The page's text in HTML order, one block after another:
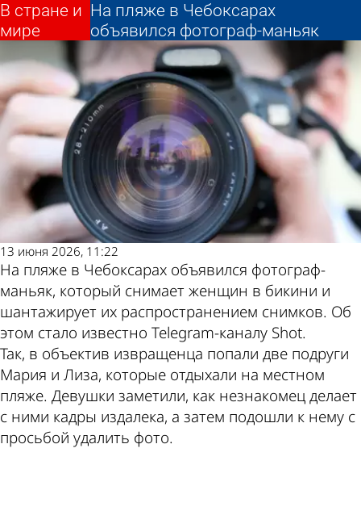
На пляже в Чебоксарах
объявился фотограф-маньяк
В стране и
мире
13 июня 2026, 11:22
На пляже в Чебоксарах объявился фотограф-
маньяк, который снимает женщин в бикини и
шантажирует их распространением снимков. Об
этом стало известно Telegram-каналу Shot.
Так, в объектив извращенца попали две подруги
Мария и Лиза, которые отдыхали на местном
пляже. Девушки заметили, как незнакомец делает
с ними кадры издалека, а затем подошли к нему с
просьбой удалить фото.
На пляже в Чебоксарах
объявился фотограф-маньяк
В стране и
мире
Другие новости
по теме
Погода и курсы
валют в Пензе